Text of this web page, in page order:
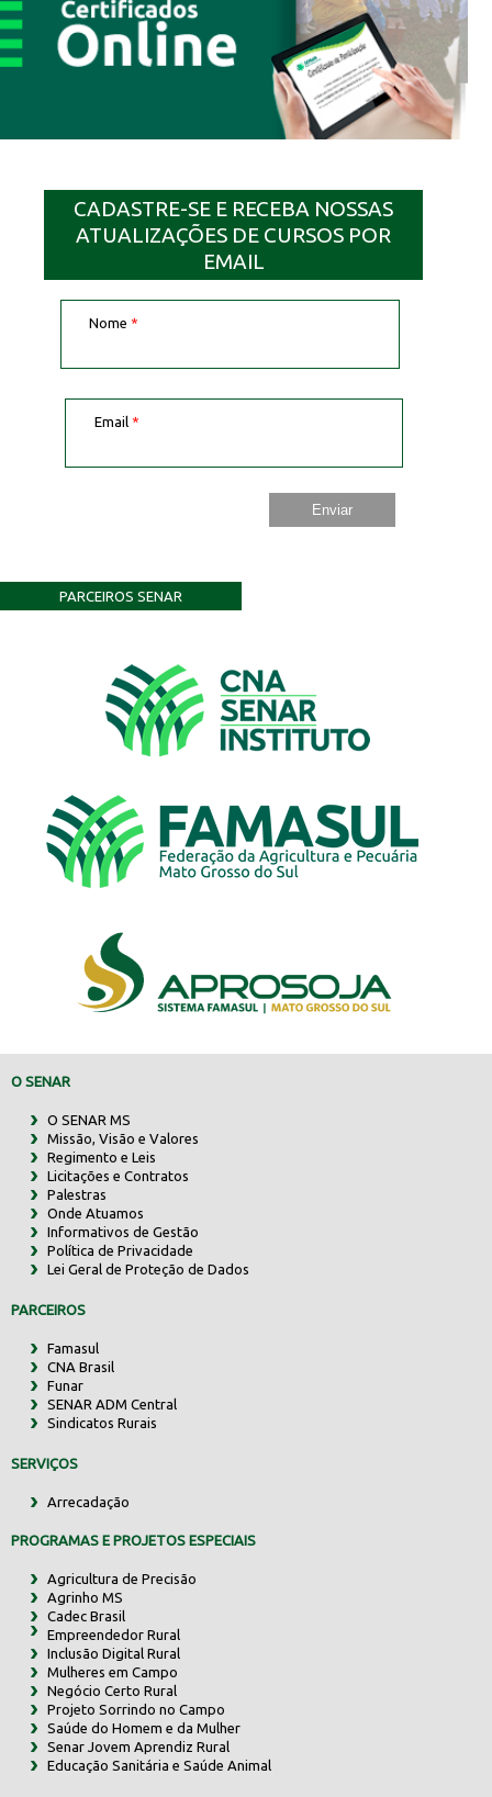
CADASTRE-SE E RECEBA NOSSAS
ATUALIZAÇÕES DE CURSOS POR
EMAIL
Nome *
Email *
PARCEIROS SENAR
O SENAR
O SENAR MS
Missão, Visão e Valores
Regimento e Leis
Licitações e Contratos
Palestras
Onde Atuamos
Informativos de Gestão
Política de Privacidade
Lei Geral de Proteção de Dados
PARCEIROS
Famasul
CNA Brasil
Funar
SENAR ADM Central
Sindicatos Rurais
SERVIÇOS
Arrecadação
PROGRAMAS E PROJETOS ESPECIAIS
Agricultura de Precisão
Agrinho MS
Cadec Brasil
Empreendedor Rural
Inclusão Digital Rural
Mulheres em Campo
Negócio Certo Rural
Projeto Sorrindo no Campo
Saúde do Homem e da Mulher
Senar Jovem Aprendiz Rural
Educação Sanitária e Saúde Animal